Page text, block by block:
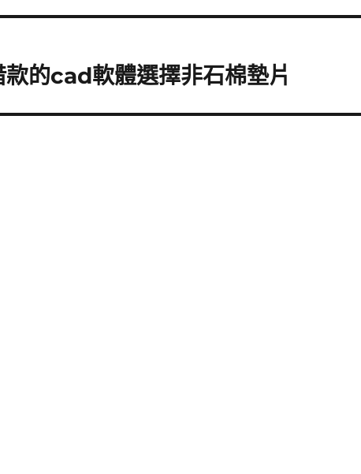
的cad軟體選擇非石棉墊片